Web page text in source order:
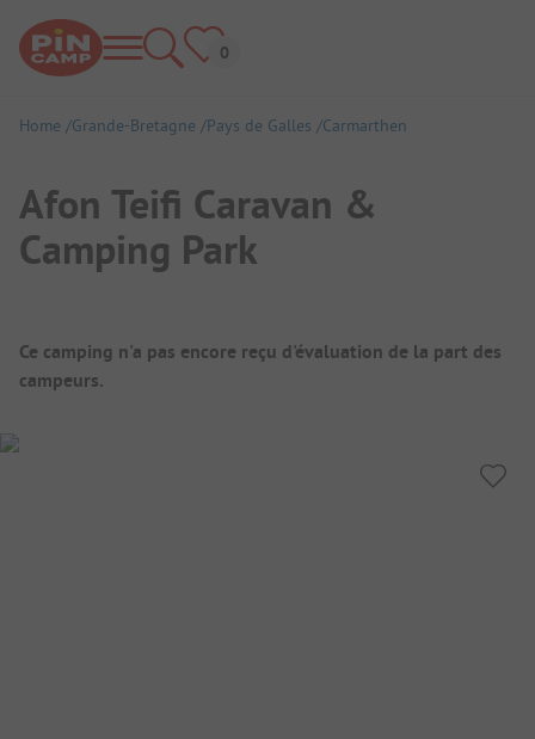
Home Grande-Bretagne Pays de Galles Carmarthen
Afon Teifi Caravan &
Camping Park
Aperçu du camping
Ce camping n'a pas encore reçu d'évaluation de la part des
campeurs.